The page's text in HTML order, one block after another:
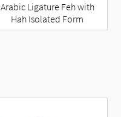
Arabic Ligature Feh with
Hah Isolated Form